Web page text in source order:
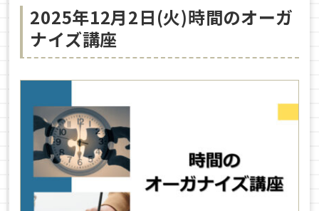
2025年12月2日(火)時間のオーガ
ナイズ講座